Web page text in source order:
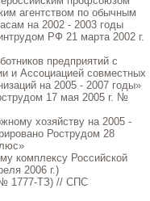
агентством по обычным
на 2002 - 2003 годы
РФ 21 марта 2002 г.
предприятий с
и Ассоциацией совместных
на 2005 - 2007 годы»
17 мая 2005 г. №
хозяйству на 2005 -
Рострудом 28
комплексу Российской
2006 г.)
№ 1777-ТЗ) // СПС